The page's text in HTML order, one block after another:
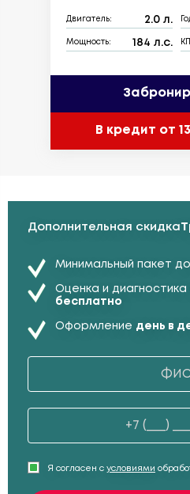
Двигатель: 2.0 л.
Мощность: 184 л.с.
В кредит от
Дополнительная скидка
Минимальный пакет
Оценка и
бесплатно
Оформление день в
Я согласен с условиями